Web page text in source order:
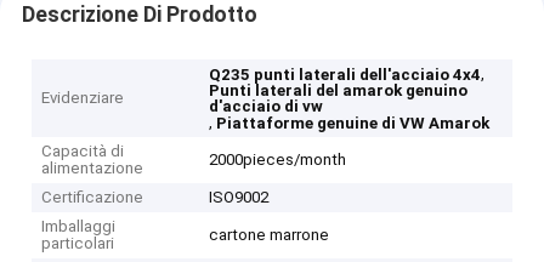
Descrizione Di Prodotto
Evidenziare
Q235 punti laterali dell'acciaio 4x4,
Punti laterali del amarok genuino
d'acciaio di vw
, Piattaforme genuine di VW Amarok
Capacità di
alimentazione
2000pieces/month
Certificazione
ISO9002
Imballaggi
particolari
cartone marrone